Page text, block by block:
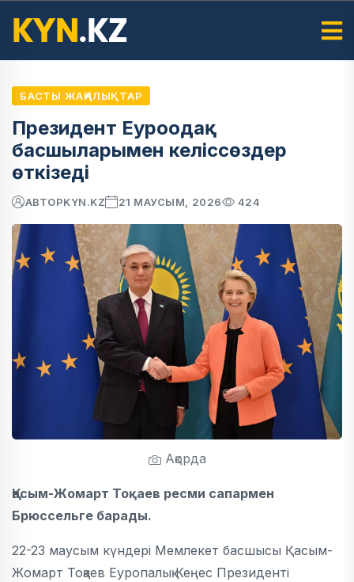
БАСТЫ ЖАҢАЛЫҚТАР
Президент Еуроодақ
басшыларымен келіссөздер
өткізеді
АВТОРKYN.KZ 21 МАУСЫМ, 2026 424
Ақорда
Қасым-Жомарт Тоқаев ресми сапармен
Брюссельге барады.
22-23 маусым күндері Мемлекет басшысы Қасым-
Жомарт Тоқаев Еуропалық Кеңес Президенті